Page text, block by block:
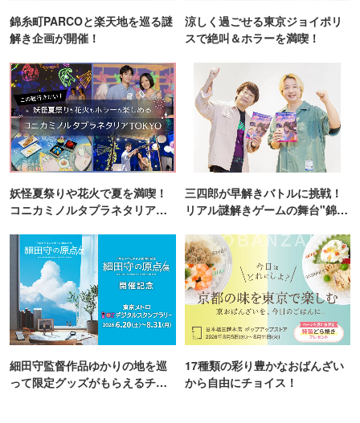
錦糸町PARCOと楽天地を巡る謎
解き企画が開催！
涼しく過ごせる東京ジョイポリ
スで絶叫＆ホラーを満喫！
妖怪夏祭りや花火で夏を満喫！
コニカミノルタプラネタリア
三四郎が早解きバトルに挑戦！
リアル謎解きゲームの舞台"錦糸
細田守監督作品ゆかりの地を巡
って限定グッズがもらえるチャ
17種類の彩り豊かなおばんざい
から自由にチョイス！